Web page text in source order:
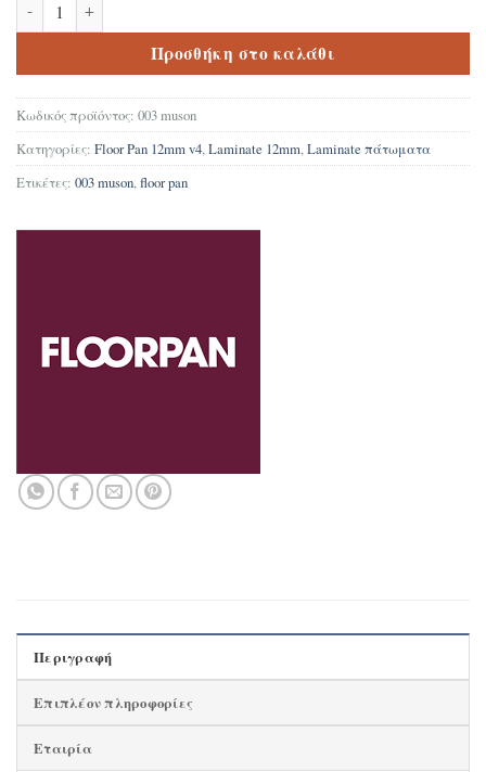
Προσθήκη στο καλάθι
Κωδικός προϊόντος: 003 muson
Κατηγορίες: Floor Pan 12mm v4,Laminate 12mm,Laminate πάτωματα
Ετικέτες: 003 muson,floor pan
Περιγραφή
Επιπλέον πληροφορίες
Εταιρία